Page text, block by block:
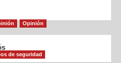
Opinión
de seguridad